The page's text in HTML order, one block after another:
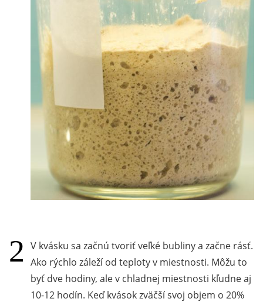
V kvásku sa začnú tvoriť veľké bubliny a začne rásť.
Ako rýchlo záleží od teploty v miestnosti. Môžu to
byť dve hodiny, ale v chladnej miestnosti kľudne aj
10-12 hodín. Keď kvások zväčší svoj objem o 20%